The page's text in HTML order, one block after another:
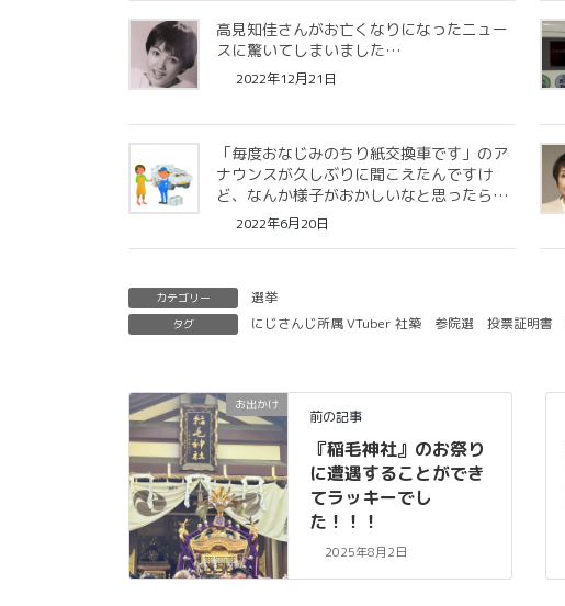
高見知佳さんがお亡くなりになったニュー
スに驚いてしまいました…
2022年12月21日
「毎度おなじみのちり紙交換車です」のア
ナウンスが久しぶりに聞こえたんですけ
ど、なんか様子がおかしいなと思ったら…
2022年6月20日
カテゴリー 選挙
タグ にじさんじ所属 VTuber 社築 参院選 投票証明書
お出かけ
前の記事
『稲毛神社』のお祭り
に遭遇することができ
てラッキーでし
た！！！
2025年8月2日